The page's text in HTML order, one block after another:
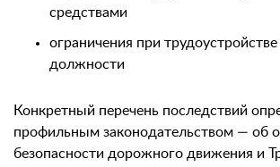
средствами
ограничения при
должности
Конкретный перечень последствий
профильным законодательством — об
безопасности дорожного движения и